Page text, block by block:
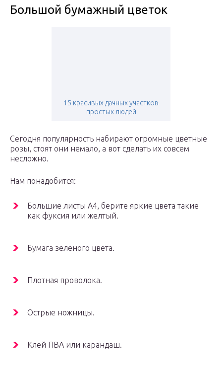
Большой бумажный цветок
15 красивых дачных участков
простых людей
Сегодня популярность набирают огромные цветные
розы, стоят они немало, а вот сделать их совсем
несложно.
Нам понадобится:
Большие листы А4, берите яркие цвета такие
как фуксия или желтый.
Бумага зеленого цвета.
Плотная проволока.
Острые ножницы.
Клей ПВА или карандаш.